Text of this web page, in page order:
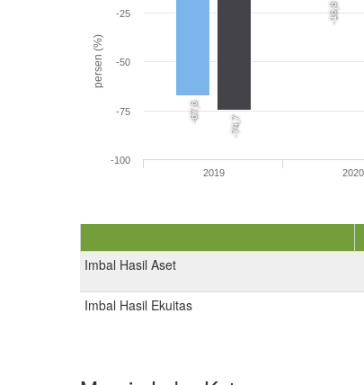
persen (%)
-67,6
-16,8
-74,7
2019 2020
-100
-75
-50
-25
Imbal Hasil Aset
Imbal Hasil Ekuitas